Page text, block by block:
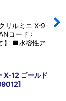
リルミニ X-9
コード :
】 ■水溶性ア
X-12 ゴールド
]